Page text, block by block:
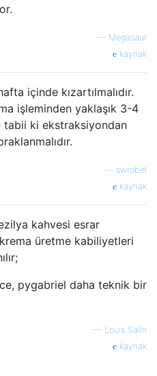
— Megasaur
kaynak
içinde kızartılmalıdır.
işleminden yaklaşık 3-4
tabii ki ekstraksiyondan
swrobel
kaynak
kahvesi esrar
üretme kabiliyetleri
pygabriel daha teknik bir
— Louis Salin
kaynak